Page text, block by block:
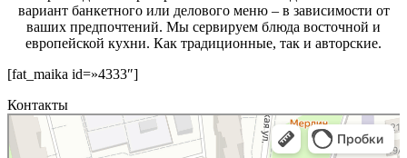
вариант банкетного или делового меню – в зависимости от
ваших предпочтений. Мы сервируем блюда восточной и
европейской кухни. Как традиционные, так и авторские.
[fat_maika id=»4333″]
Контакты
Чайхана
Ресторан в Домодедово
Банкетный зал в Домодедово